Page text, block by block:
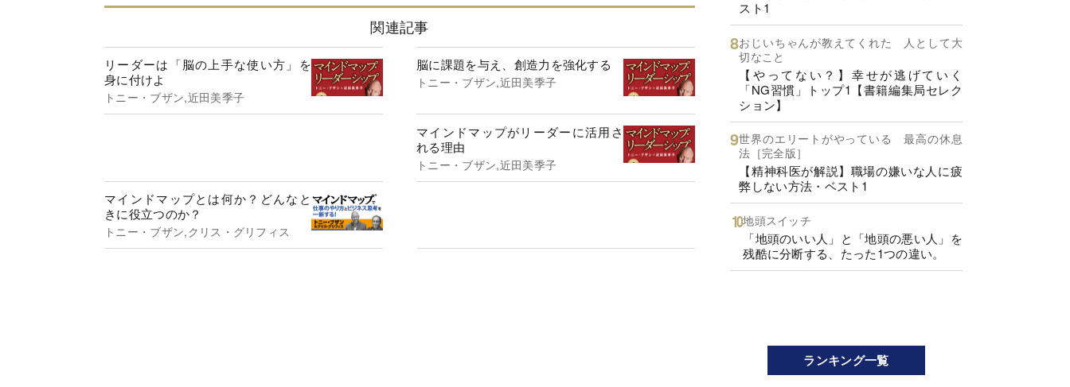
関連記事
リーダーは「脳の上手な使い方」を
身に付けよ
トニー・ブザン,近田美季子
脳に課題を与え、創造力を強化する
トニー・ブザン,近田美季子
マインドマップがリーダーに活用さ
れる理由
トニー・ブザン,近田美季子
マインドマップとは何か？どんなと
きに役立つのか？
トニー・ブザン,クリス・グリフィス
スト1
おじいちゃんが教えてくれた 人として大
切なこと
【やってない？】幸せが逃げていく
「NG習慣」トップ1【書籍編集局セレク
ション】
世界のエリートがやっている 最高の休息
法［完全版］
【精神科医が解説】職場の嫌いな人に疲
弊しない方法・ベスト1
地頭スイッチ
「地頭のいい人」と「地頭の悪い人」を
残酷に分断する、たった1つの違い。
ランキング一覧